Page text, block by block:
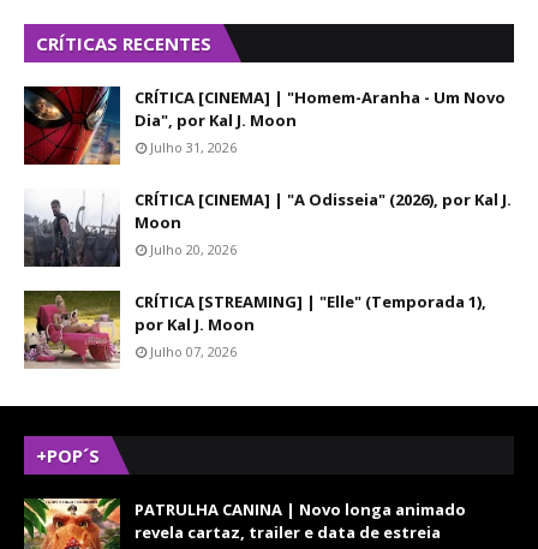
CRÍTICAS RECENTES
CRÍTICA [CINEMA] | "Homem-Aranha - Um Novo
Dia", por Kal J. Moon
Julho 31, 2026
CRÍTICA [CINEMA] | "A Odisseia" (2026), por Kal J.
Moon
Julho 20, 2026
CRÍTICA [STREAMING] | "Elle" (Temporada 1),
por Kal J. Moon
Julho 07, 2026
+POP´S
PATRULHA CANINA | Novo longa animado
revela cartaz, trailer e data de estreia